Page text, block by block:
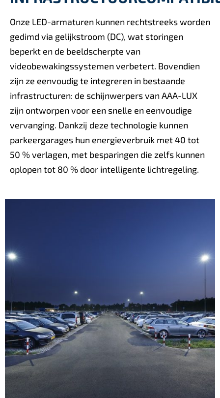
Onze LED-armaturen kunnen rechtstreeks worden
gedimd via gelijkstroom (DC), wat storingen
beperkt en de beeldscherpte van
videobewakingssystemen verbetert. Bovendien
zijn ze eenvoudig te integreren in bestaande
infrastructuren: de schijnwerpers van AAA-LUX
zijn ontworpen voor een snelle en eenvoudige
vervanging. Dankzij deze technologie kunnen
parkeergarages hun energieverbruik met 40 tot
50 % verlagen, met besparingen die zelfs kunnen
oplopen tot 80 % door intelligente lichtregeling.